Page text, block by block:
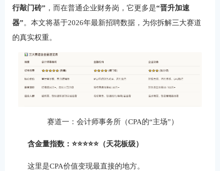
行敲门砖” ，而在普通企业财务岗，它更多是“晋升加速
器”。本文将基于2026年最新招聘数据，为你拆解三大赛道
的真实权重。
赛道一：会计师事务所（CPA的“主场”）
含金量指数：⭐⭐⭐⭐⭐（天花板级）
这里是CPA价值变现最直接的地方。